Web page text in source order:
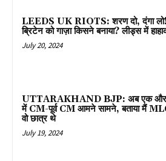
LEEDS UK RIOTS: शरण दो, दंगा लो!
ब्रिटेन को गाज़ा किसने बनाया? लीड्स में
July 20, 2024
UTTARAKHAND BJP: अब एक और
में CM-पूर्व CM आमने सामने, बताया मैं
वो छात्र थे
July 19, 2024